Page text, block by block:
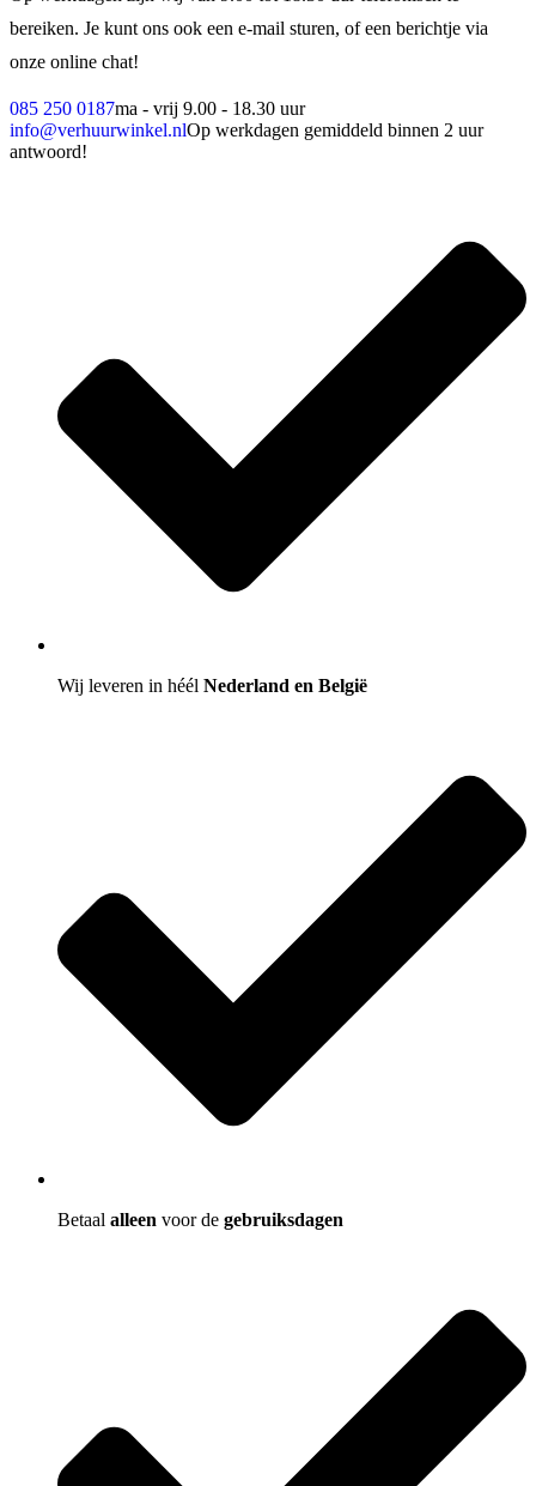
bereiken. Je kunt ons ook een e-mail sturen, of een berichtje via
onze online chat!
085 250 0187ma - vrij 9.00 - 18.30 uur
info@verhuurwinkel.nlOp werkdagen gemiddeld binnen 2 uur
antwoord!
Wij leveren in héél Nederland en België
Betaal alleen voor de gebruiksdagen